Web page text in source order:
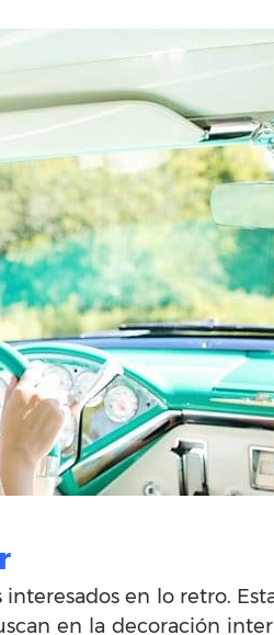
en lo retro.
en la decoración